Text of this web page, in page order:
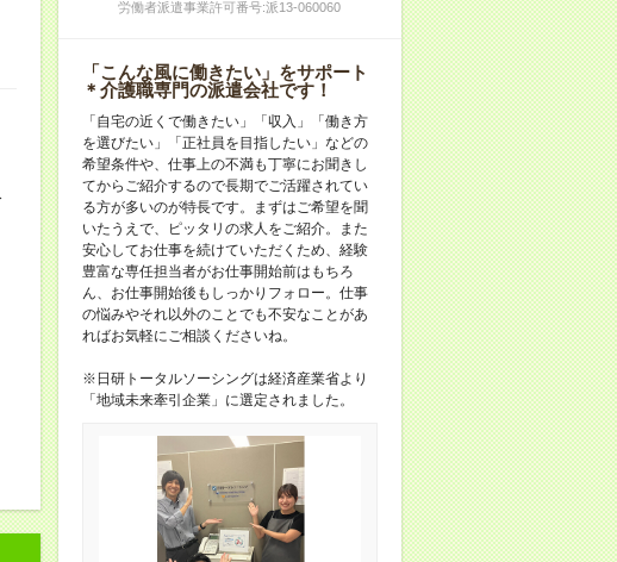
労働者派遣事業許可番号:派13-060060
「こんな風に働きたい」をサポート
＊介護職専門の派遣会社です！
「自宅の近くで働きたい」「収入」「働き方
を選びたい」「正社員を目指したい」などの
希望条件や、仕事上の不満も丁寧にお聞きし
てからご紹介するので長期でご活躍されてい
る方が多いのが特長です。まずはご希望を聞
いたうえで、ピッタリの求人をご紹介。また
安心してお仕事を続けていただくため、経験
豊富な専任担当者がお仕事開始前はもちろ
ん、お仕事開始後もしっかりフォロー。仕事
の悩みやそれ以外のことでも不安なことがあ
ればお気軽にご相談くださいね。
※日研トータルソーシングは経済産業省より
「地域未来牽引企業」に選定されました。